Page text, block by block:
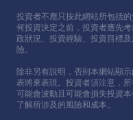
投資者不應只按此網站所包括
何投資決定之前，投資者應先
政狀況、投資經驗、投資⽬標
險。
除非另有說明，否則本網站顯
表將來表現。投資者須注意，
可能會波動且可能會損失投資
了解所涉及的風險和成本。